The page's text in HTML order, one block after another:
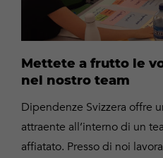
Mettete a frutto le
nel nostro team
Dipendenze Svizzera offre
attraente all’interno di un
affiatato. Presso di noi